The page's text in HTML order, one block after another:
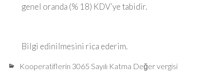
genel oranda (% 18) KDV’ye tabidir.
Bilgi edinilmesini rica ederim.
Kooperatiflerin 3065 Sayılı Katma Değer vergisi